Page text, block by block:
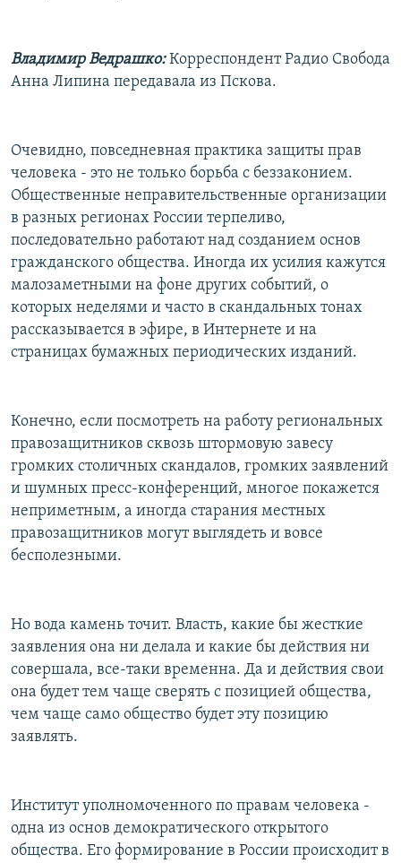
Владимир Ведрашко:Корреспондент Радио Свобода
Анна Липина передавала из Пскова.
Очевидно, повседневная практика защиты прав
человека - это не только борьба с беззаконием.
Общественные неправительственные организации
в разных регионах России терпеливо,
последовательно работают над созданием основ
гражданского общества. Иногда их усилия кажутся
малозаметными на фоне других событий, о
которых неделями и часто в скандальных тонах
рассказывается в эфире, в Интернете и на
страницах бумажных периодических изданий.
Конечно, если посмотреть на работу региональных
правозащитников сквозь штормовую завесу
громких столичных скандалов, громких заявлений
и шумных пресс-конференций, многое покажется
неприметным, а иногда старания местных
правозащитников могут выглядеть и вовсе
бесполезными.
Но вода камень точит. Власть, какие бы жесткие
заявления она ни делала и какие бы действия ни
совершала, все-таки временна. Да и действия свои
она будет тем чаще сверять с позицией общества,
чем чаще само общество будет эту позицию
заявлять.
Институт уполномоченного по правам человека -
одна из основ демократического открытого
общества. Его формирование в России происходит в